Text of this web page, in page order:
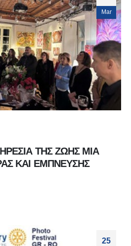
Mar
ΤΗΣ ΖΩΗΣ ΜΙΑ
ΚΑΙ ΕΜΠΝΕΥΣΗΣ
25